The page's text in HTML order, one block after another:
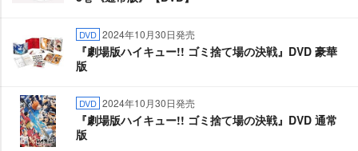
DVD 2024年10月30日発売
『劇場版ハイキュー!! ゴミ捨て場の決戦』DVD 豪華
版
DVD 2024年10月30日発売
『劇場版ハイキュー!! ゴミ捨て場の決戦』DVD 通常
版